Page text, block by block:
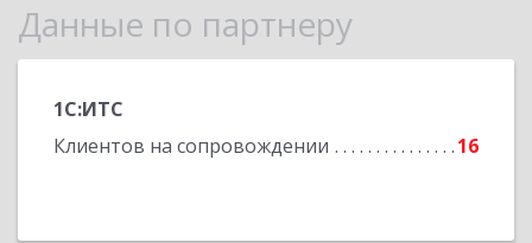
Данные по партнеру
1С:ИТС
Клиентов на сопровождении
16